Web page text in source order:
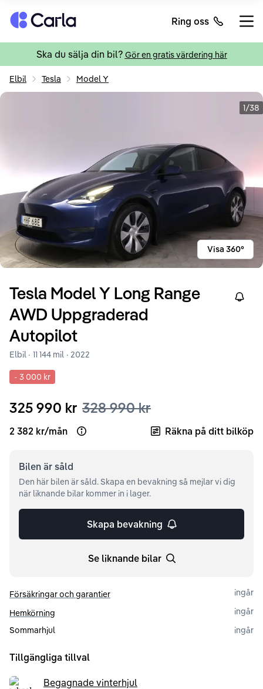
Tillbaka till startsidan Ring oss
Ska du sälja din bil? Gör en gratis värdering här
Elbil Tesla Model Y
1/38
Visa 360°
Tesla Model Y Long Range
AWD Uppgraderad
Autopilot
Right
Elbil · 11 144 mil · 2022
- 3 000 kr
325 990 kr 328 990 kr
2 382 kr/mån Open loan example Räkna på ditt bilköp
Bilen är såld
Den här bilen är såld. Skapa en bevakning så mejlar vi dig
när liknande bilar kommer in i lager.
Skapa bevakning
Se liknande bilar
Försäkringar och garantier
ingår
Hemkörning
ingår
Sommarhjul
ingår
Tillgängliga tillval
Begagnade vinterhjul